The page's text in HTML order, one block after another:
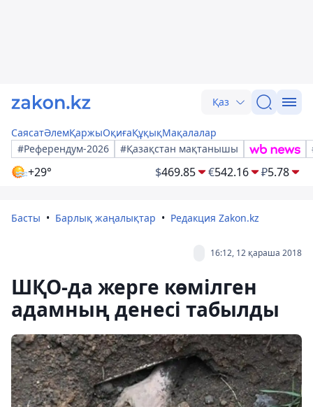
Қаз
СаясатӘлемҚаржыОқиғаҚұқықМақалалар
#Референдум-2026
#Қазақстан мақтанышы
+29° $469.85 €542.16 ₽5.78
Басты Барлық жаңалықтар Редакция Zakon.kz
16:12, 12 қараша 2018
ШҚО-да жерге көмілген
адамның денесі табылды